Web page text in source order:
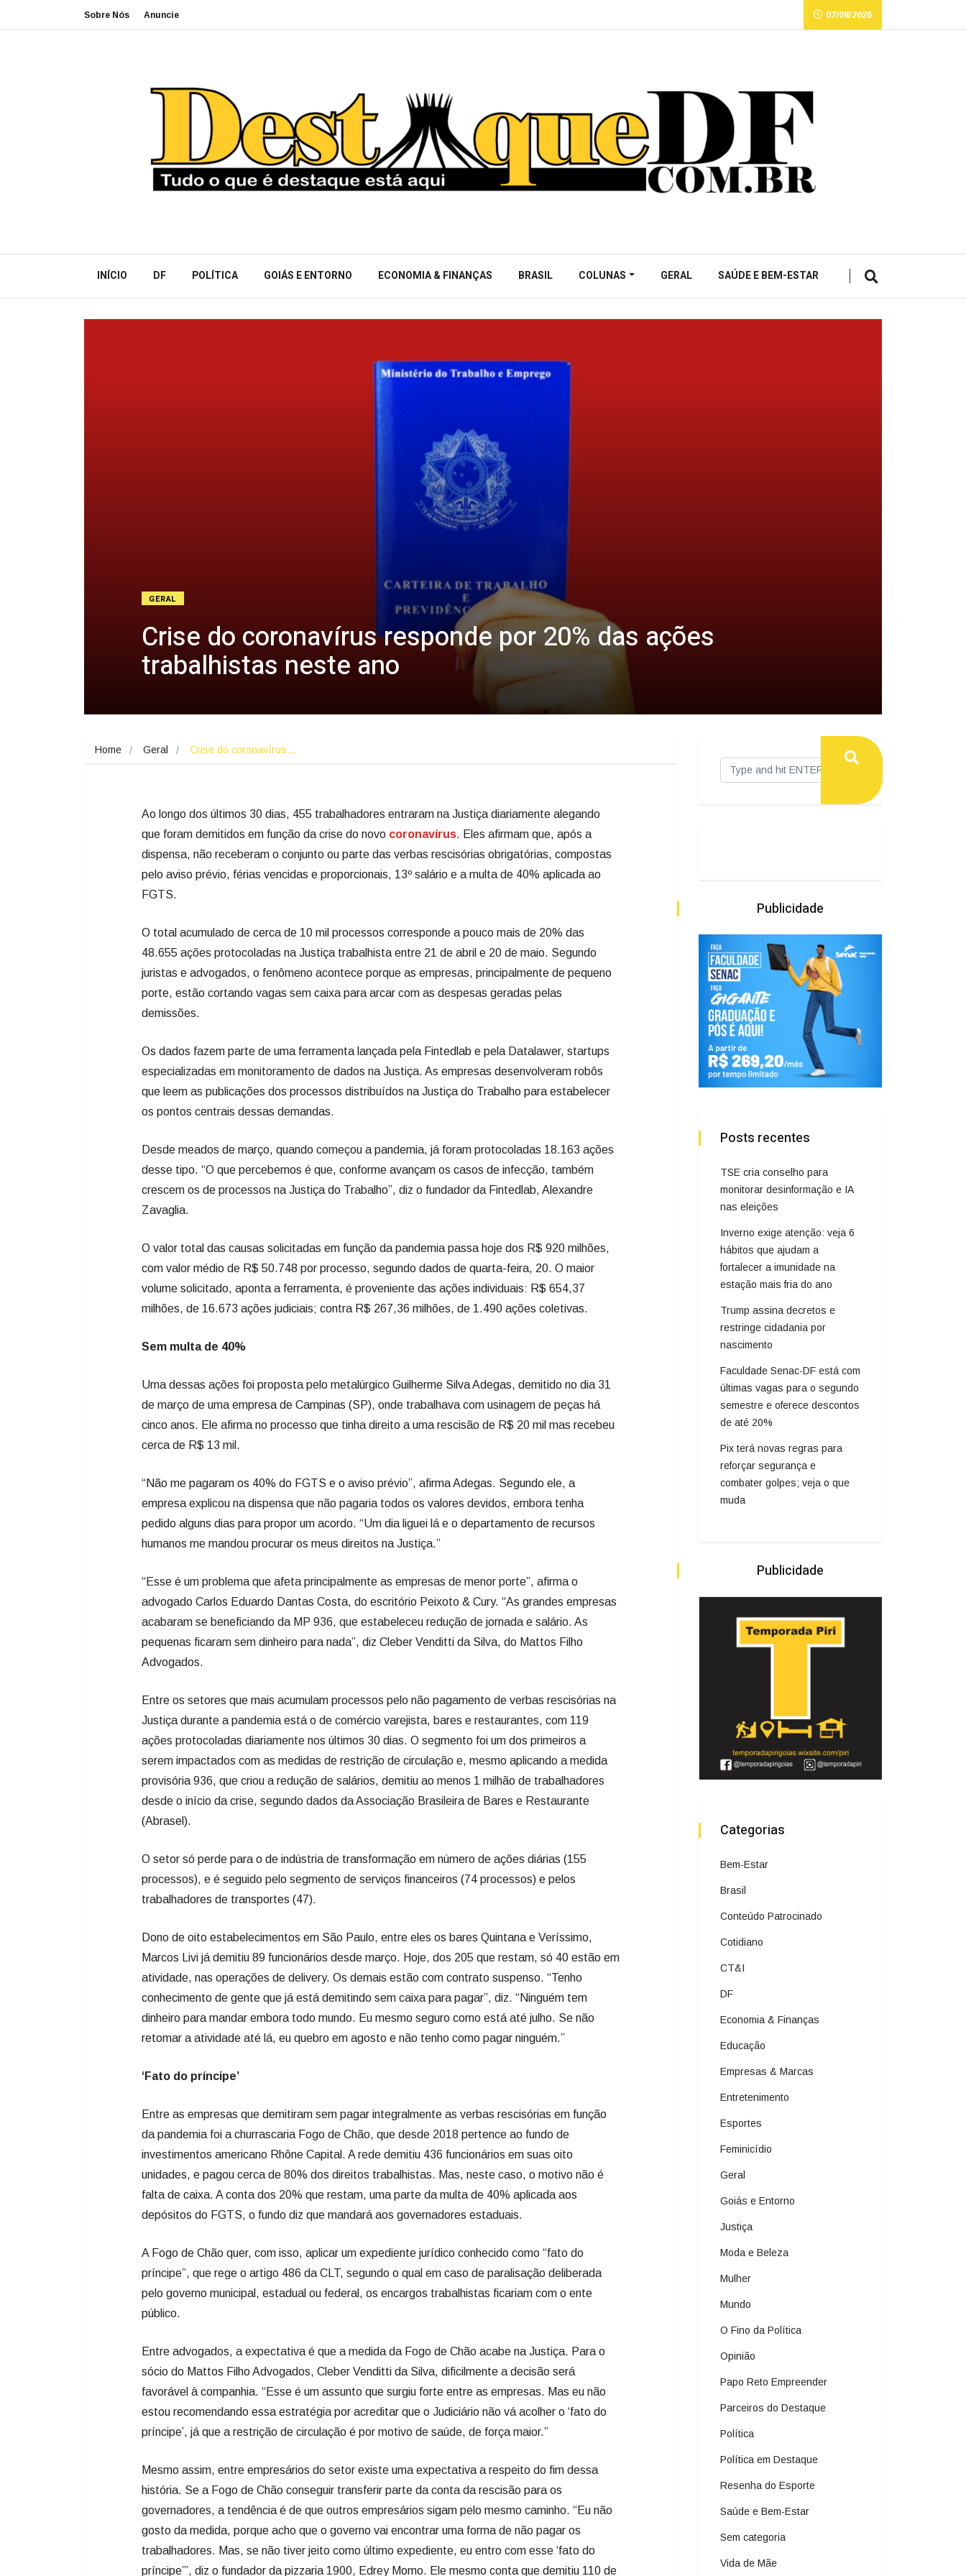
Sobre Nós Anuncie 07/08/2026
INÍCIO DF POLÍTICA GOIÁS E ENTORNO ECONOMIA & FINANÇAS BRASIL COLUNAS GERAL SAÚDE E BEM-ESTAR
GERAL
Crise do coronavírus responde por 20% das ações
trabalhistas neste ano
Home Geral Crise do coronavírus…
Ao longo dos últimos 30 dias, 455 trabalhadores entraram na Justiça diariamente alegando
que foram demitidos em função da crise do novo coronavírus. Eles afirmam que, após a
dispensa, não receberam o conjunto ou parte das verbas rescisórias obrigatórias, compostas
pelo aviso prévio, férias vencidas e proporcionais, 13º salário e a multa de 40% aplicada ao
FGTS.
O total acumulado de cerca de 10 mil processos corresponde a pouco mais de 20% das
48.655 ações protocoladas na Justiça trabalhista entre 21 de abril e 20 de maio. Segundo
juristas e advogados, o fenômeno acontece porque as empresas, principalmente de pequeno
porte, estão cortando vagas sem caixa para arcar com as despesas geradas pelas
demissões.
Os dados fazem parte de uma ferramenta lançada pela Fintedlab e pela Datalawer, startups
especializadas em monitoramento de dados na Justiça. As empresas desenvolveram robôs
que leem as publicações dos processos distribuídos na Justiça do Trabalho para estabelecer
os pontos centrais dessas demandas.
Desde meados de março, quando começou a pandemia, já foram protocoladas 18.163 ações
desse tipo. “O que percebemos é que, conforme avançam os casos de infecção, também
crescem os de processos na Justiça do Trabalho”, diz o fundador da Fintedlab, Alexandre
Zavaglia.
O valor total das causas solicitadas em função da pandemia passa hoje dos R$ 920 milhões,
com valor médio de R$ 50.748 por processo, segundo dados de quarta-feira, 20. O maior
volume solicitado, aponta a ferramenta, é proveniente das ações individuais: R$ 654,37
milhões, de 16.673 ações judiciais; contra R$ 267,36 milhões, de 1.490 ações coletivas.
Sem multa de 40%
Uma dessas ações foi proposta pelo metalúrgico Guilherme Silva Adegas, demitido no dia 31
de março de uma empresa de Campinas (SP), onde trabalhava com usinagem de peças há
cinco anos. Ele afirma no processo que tinha direito a uma rescisão de R$ 20 mil mas recebeu
cerca de R$ 13 mil.
“Não me pagaram os 40% do FGTS e o aviso prévio”, afirma Adegas. Segundo ele, a
empresa explicou na dispensa que não pagaria todos os valores devidos, embora tenha
pedido alguns dias para propor um acordo. “Um dia liguei lá e o departamento de recursos
humanos me mandou procurar os meus direitos na Justiça.”
“Esse é um problema que afeta principalmente as empresas de menor porte”, afirma o
advogado Carlos Eduardo Dantas Costa, do escritório Peixoto & Cury. “As grandes empresas
acabaram se beneficiando da MP 936, que estabeleceu redução de jornada e salário. As
pequenas ficaram sem dinheiro para nada”, diz Cleber Venditti da Silva, do Mattos Filho
Advogados.
Entre os setores que mais acumulam processos pelo não pagamento de verbas rescisórias na
Justiça durante a pandemia está o de comércio varejista, bares e restaurantes, com 119
ações protocoladas diariamente nos últimos 30 dias. O segmento foi um dos primeiros a
serem impactados com as medidas de restrição de circulação e, mesmo aplicando a medida
provisória 936, que criou a redução de salários, demitiu ao menos 1 milhão de trabalhadores
desde o início da crise, segundo dados da Associação Brasileira de Bares e Restaurante
(Abrasel).
O setor só perde para o de indústria de transformação em número de ações diárias (155
processos), e é seguido pelo segmento de serviços financeiros (74 processos) e pelos
trabalhadores de transportes (47).
Dono de oito estabelecimentos em São Paulo, entre eles os bares Quintana e Veríssimo,
Marcos Livi já demitiu 89 funcionários desde março. Hoje, dos 205 que restam, só 40 estão em
atividade, nas operações de delivery. Os demais estão com contrato suspenso. “Tenho
conhecimento de gente que já está demitindo sem caixa para pagar”, diz. “Ninguém tem
dinheiro para mandar embora todo mundo. Eu mesmo seguro como está até julho. Se não
retomar a atividade até lá, eu quebro em agosto e não tenho como pagar ninguém.”
‘Fato do príncipe’
Entre as empresas que demitiram sem pagar integralmente as verbas rescisórias em função
da pandemia foi a churrascaria Fogo de Chão, que desde 2018 pertence ao fundo de
investimentos americano Rhône Capital. A rede demitiu 436 funcionários em suas oito
unidades, e pagou cerca de 80% dos direitos trabalhistas. Mas, neste caso, o motivo não é
falta de caixa. A conta dos 20% que restam, uma parte da multa de 40% aplicada aos
depósitos do FGTS, o fundo diz que mandará aos governadores estaduais.
A Fogo de Chão quer, com isso, aplicar um expediente jurídico conhecido como “fato do
príncipe”, que rege o artigo 486 da CLT, segundo o qual em caso de paralisação deliberada
pelo governo municipal, estadual ou federal, os encargos trabalhistas ficariam com o ente
público.
Entre advogados, a expectativa é que a medida da Fogo de Chão acabe na Justiça. Para o
sócio do Mattos Filho Advogados, Cleber Venditti da Silva, dificilmente a decisão será
favorável à companhia. “Esse é um assunto que surgiu forte entre as empresas. Mas eu não
estou recomendando essa estratégia por acreditar que o Judiciário não vá acolher o ‘fato do
príncipe’, já que a restrição de circulação é por motivo de saúde, de força maior.”
Mesmo assim, entre empresários do setor existe uma expectativa a respeito do fim dessa
história. Se a Fogo de Chão conseguir transferir parte da conta da rescisão para os
governadores, a tendência é de que outros empresários sigam pelo mesmo caminho. “Eu não
gosto da medida, porque acho que o governo vai encontrar uma forma de não pagar os
trabalhadores. Mas, se não tiver jeito como último expediente, eu entro com esse ‘fato do
príncipe’”, diz o fundador da pizzaria 1900, Edrey Momo. Ele mesmo conta que demitiu 110 de
Publicidade
Posts recentes
TSE cria conselho para
monitorar desinformação e IA
nas eleições
Inverno exige atenção: veja 6
hábitos que ajudam a
fortalecer a imunidade na
estação mais fria do ano
Trump assina decretos e
restringe cidadania por
nascimento
Faculdade Senac-DF está com
últimas vagas para o segundo
semestre e oferece descontos
de até 20%
Pix terá novas regras para
reforçar segurança e
combater golpes; veja o que
muda
Publicidade
Categorias
Bem-Estar
Brasil
Conteúdo Patrocinado
Cotidiano
CT&I
DF
Economia & Finanças
Educação
Empresas & Marcas
Entretenimento
Esportes
Feminicídio
Geral
Goiás e Entorno
Justiça
Moda e Beleza
Mulher
Mundo
O Fino da Política
Opinião
Papo Reto Empreender
Parceiros do Destaque
Política
Política em Destaque
Resenha do Esporte
Saúde e Bem-Estar
Sem categoria
Vida de Mãe